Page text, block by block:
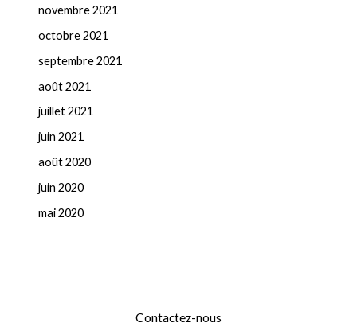
novembre 2021
octobre 2021
septembre 2021
août 2021
juillet 2021
juin 2021
août 2020
juin 2020
mai 2020
Contactez-nous